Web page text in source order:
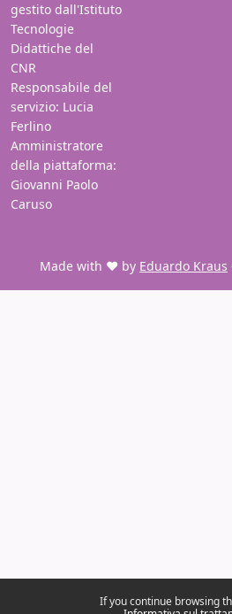
If you continue browsing
gestito dall'Istituto
Tecnologie
Didattiche del
CNR
Responsabile del
servizio: Lucia
Ferlino
Amministratore
della piattaforma:
Giovanni Paolo
Caruso
Made with ❤️ by Eduardo Kraus